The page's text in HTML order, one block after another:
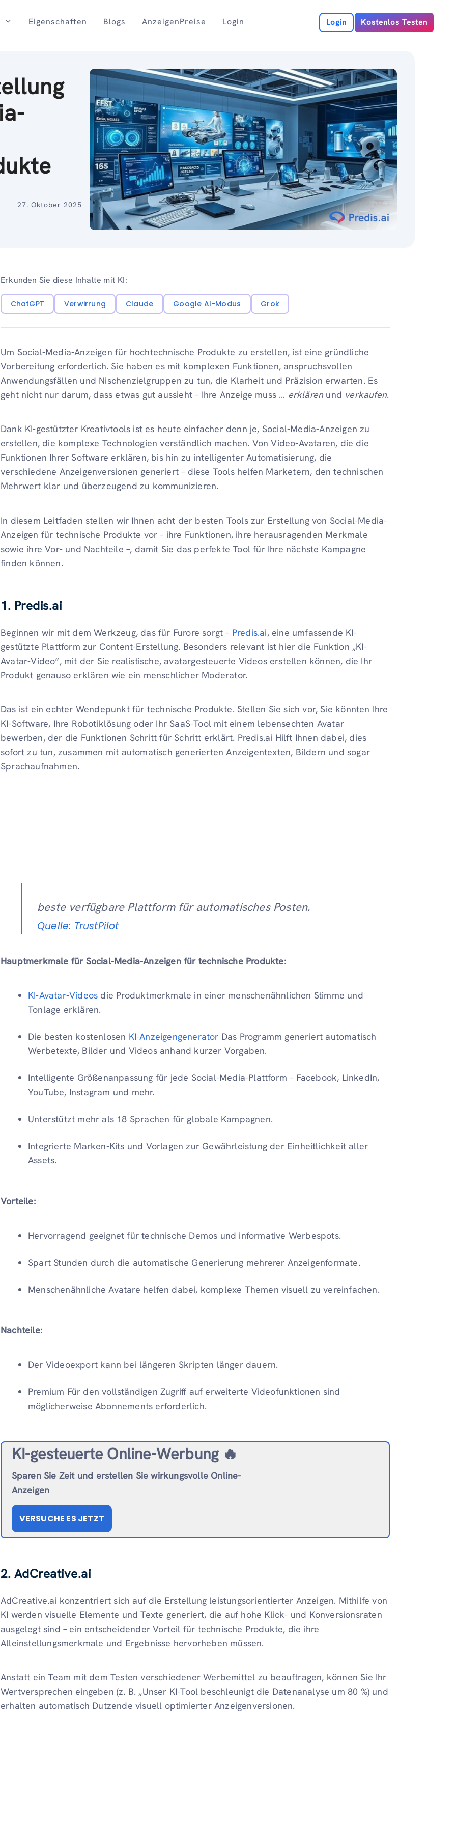
Eigenschaften Blogs AnzeigenPreise Login Login Kostenlos Testen
27. Oktober 2025
Erkunden Sie diese Inhalte mit KI:
ChatGPT Verwirrung Claude Google AI-Modus Grok
Um Social-Media-Anzeigen für hochtechnische Produkte zu erstellen, ist eine gründliche
Vorbereitung erforderlich. Sie haben es mit komplexen Funktionen, anspruchsvollen
Anwendungsfällen und Nischenzielgruppen zu tun, die Klarheit und Präzision erwarten. Es
geht nicht nur darum, dass etwas gut aussieht – Ihre Anzeige muss … erklärenund verkaufen.
Dank KI-gestützter Kreativtools ist es heute einfacher denn je, Social-Media-Anzeigen zu
erstellen, die komplexe Technologien verständlich machen. Von Video-Avataren, die die
Funktionen Ihrer Software erklären, bis hin zu intelligenter Automatisierung, die
verschiedene Anzeigenversionen generiert – diese Tools helfen Marketern, den technischen
Mehrwert klar und überzeugend zu kommunizieren.
In diesem Leitfaden stellen wir Ihnen acht der besten Tools zur Erstellung von Social-Media-
Anzeigen für technische Produkte vor – ihre Funktionen, ihre herausragenden Merkmale
sowie ihre Vor- und Nachteile –, damit Sie das perfekte Tool für Ihre nächste Kampagne
finden können.
1. Predis.ai
Beginnen wir mit dem Werkzeug, das für Furore sorgt – Predis.ai, eine umfassende KI-
gestützte Plattform zur Content-Erstellung. Besonders relevant ist hier die Funktion „KI-
Avatar-Video“, mit der Sie realistische, avatargesteuerte Videos erstellen können, die Ihr
Produkt genauso erklären wie ein menschlicher Moderator.
Das ist ein echter Wendepunkt für technische Produkte. Stellen Sie sich vor, Sie könnten Ihre
KI-Software, Ihre Robotiklösung oder Ihr SaaS-Tool mit einem lebensechten Avatar
bewerben, der die Funktionen Schritt für Schritt erklärt. Predis.ai Hilft Ihnen dabei, dies
sofort zu tun, zusammen mit automatisch generierten Anzeigentexten, Bildern und sogar
Sprachaufnahmen.
beste verfügbare Plattform für automatisches Posten.
Quelle: TrustPilot
Hauptmerkmale für Social-Media-Anzeigen für technische Produkte:
KI-Avatar-Videos die Produktmerkmale in einer menschenähnlichen Stimme und
Tonlage erklären.
Die besten kostenlosen KI-Anzeigengenerator Das Programm generiert automatisch
Werbetexte, Bilder und Videos anhand kurzer Vorgaben.
Intelligente Größenanpassung für jede Social-Media-Plattform – Facebook, LinkedIn,
YouTube, Instagram und mehr.
Unterstützt mehr als 18 Sprachen für globale Kampagnen.
Integrierte Marken-Kits und Vorlagen zur Gewährleistung der Einheitlichkeit aller
Assets.
Vorteile:
Hervorragend geeignet für technische Demos und informative Werbespots.
Spart Stunden durch die automatische Generierung mehrerer Anzeigenformate.
Menschenähnliche Avatare helfen dabei, komplexe Themen visuell zu vereinfachen.
Nachteile:
Der Videoexport kann bei längeren Skripten länger dauern.
Premium Für den vollständigen Zugriff auf erweiterte Videofunktionen sind
möglicherweise Abonnements erforderlich.
KI-gesteuerte Online-Werbung 🔥
Sparen Sie Zeit und erstellen Sie wirkungsvolle Online-
Anzeigen
VERSUCHE ES JETZT
2. AdCreative.ai
AdCreative.ai konzentriert sich auf die Erstellung leistungsorientierter Anzeigen. Mithilfe von
KI werden visuelle Elemente und Texte generiert, die auf hohe Klick- und Konversionsraten
ausgelegt sind – ein entscheidender Vorteil für technische Produkte, die ihre
Alleinstellungsmerkmale und Ergebnisse hervorheben müssen.
Anstatt ein Team mit dem Testen verschiedener Werbemittel zu beauftragen, können Sie Ihr
Wertversprechen eingeben (z. B. „Unser KI-Tool beschleunigt die Datenanalyse um 80 %) und
erhalten automatisch Dutzende visuell optimierter Anzeigenversionen.